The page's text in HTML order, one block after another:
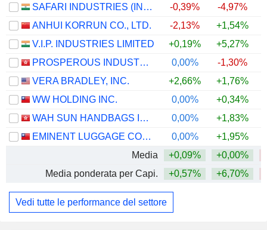
SAFARI INDUSTRIES (INDIA) LIMITED
-0,39% -4,97%
ANHUI KORRUN CO., LTD.
-2,13% +1,54%
V.I.P. INDUSTRIES LIMITED
+0,19% +5,27%
PROSPEROUS INDUSTRIAL (HOLDINGS) LIMITED
0,00% -1,30%
VERA BRADLEY, INC.
+2,66% +1,76%
WW HOLDING INC.
0,00% +0,34%
WAH SUN HANDBAGS INTERNATIONAL HOLDINGS LIMITED
0,00% +1,83%
EMINENT LUGGAGE CORPORATION
0,00% +1,95%
Media
+0,09% +0,00%
Media ponderata per Capi.
+0,57% +6,70%
Vedi tutte le performance del settore